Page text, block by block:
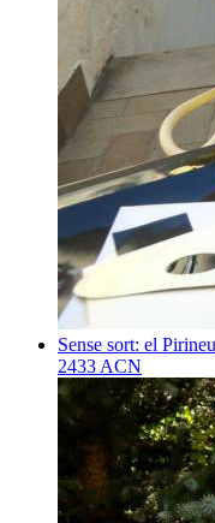
Sense sort: el
2433 ACN